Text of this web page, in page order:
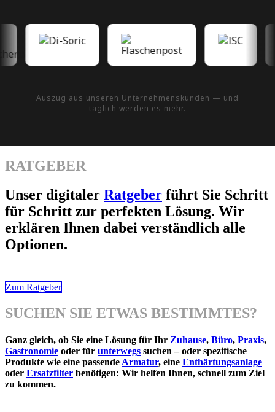
Auszug aus unseren Unternehmenskunden — und
täglich werden es mehr.
RATGEBER
Unser digitaler Ratgeber führt Sie Schritt
für Schritt zur perfekten Lösung. Wir
erklären Ihnen dabei verständlich alle
Optionen.
Zum Ratgeber
SUCHEN SIE ETWAS BESTIMMTES?
Ganz gleich, ob Sie eine Lösung für Ihr Zuhause, Büro, Praxis,
Gastronomie oder für unterwegs suchen – oder spezifische
Produkte wie eine passende Armatur, eine Enthärtungsanlage
oder Ersatzfilter benötigen: Wir helfen Ihnen, schnell zum Ziel
zu kommen.